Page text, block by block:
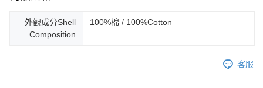
外觀成分Shell
Composition
100%棉 / 100%Cotton
客服